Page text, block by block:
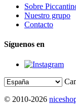
Sobre
Nuestro grupo
Contacto
Síguenos en
© 2010-2026